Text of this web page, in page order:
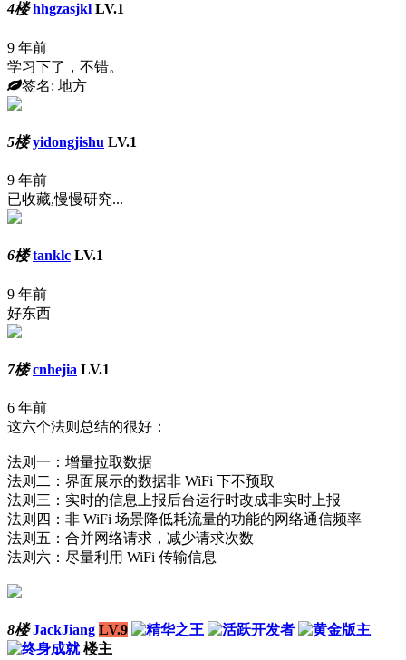
4楼 hhgzasjkl LV.1
9 年前
学习下了，不错。
签名: 地方
5楼 yidongjishu LV.1
9 年前
已收藏,慢慢研究...
6楼 tanklc LV.1
9 年前
好东西
7楼 cnhejia LV.1
6 年前
这六个法则总结的很好：
法则一：增量拉取数据
法则二：界面展示的数据非 WiFi 下不预取
法则三：实时的信息上报后台运行时改成非实时上报
法则四：非 WiFi 场景降低耗流量的功能的网络通信频率
法则五：合并网络请求，减少请求次数
法则六：尽量利用 WiFi 传输信息
8楼 JackJiang LV.9
楼主